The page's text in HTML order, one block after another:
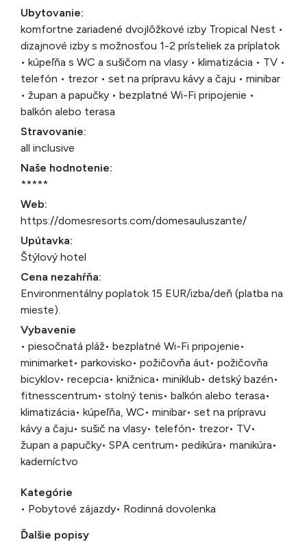
Ubytovanie:
komfortne zariadené dvojlôžkové izby Tropical Nest •
dizajnové izby s možnosťou 1-2 prísteliek za príplatok
• kúpeľňa s WC a sušičom na vlasy • klimatizácia • TV •
telefón • trezor • set na prípravu kávy a čaju • minibar
• župan a papučky • bezplatné Wi-Fi pripojenie •
balkón alebo terasa
Stravovanie:
all inclusive
Naše hodnotenie:
*****
Web:
https://domesresorts.com/domesauluszante/
Upútavka:
Štýlový hotel
Cena nezahŕňa:
Environmentálny poplatok 15 EUR/izba/deň (platba na
mieste).
Vybavenie
• piesočnatá pláž• bezplatné Wi-Fi pripojenie•
minimarket• parkovisko• požičovňa áut• požičovňa
bicyklov• recepcia• knižnica• miniklub• detský bazén•
fitnesscentrum• stolný tenis• balkón alebo terasa•
klimatizácia• kúpeľňa, WC• minibar• set na prípravu
kávy a čaju• sušič na vlasy• telefón• trezor• TV•
župan a papučky• SPA centrum• pedikúra• manikúra•
kaderníctvo
Kategórie
• Pobytové zájazdy• Rodinná dovolenka
Ďalšie popisy